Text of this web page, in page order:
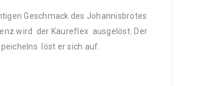
Geschmack des Johannisbrotes
wird der Kaureflex ausgelöst. Der
löst er sich auf.